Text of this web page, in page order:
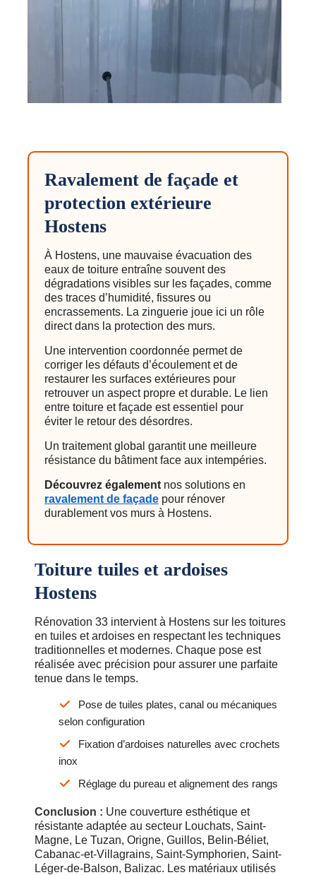
Ravalement de façade et
protection extérieure
Hostens
À Hostens, une mauvaise évacuation des
eaux de toiture entraîne souvent des
dégradations visibles sur les façades, comme
des traces d’humidité, fissures ou
encrassements. La zinguerie joue ici un rôle
direct dans la protection des murs.
Une intervention coordonnée permet de
corriger les défauts d’écoulement et de
restaurer les surfaces extérieures pour
retrouver un aspect propre et durable. Le lien
entre toiture et façade est essentiel pour
éviter le retour des désordres.
Un traitement global garantit une meilleure
résistance du bâtiment face aux intempéries.
Découvrez également nos solutions en
ravalement de façade pour rénover
durablement vos murs à Hostens.
Toiture tuiles et ardoises
Hostens
Rénovation 33 intervient à Hostens sur les toitures
en tuiles et ardoises en respectant les techniques
traditionnelles et modernes. Chaque pose est
réalisée avec précision pour assurer une parfaite
tenue dans le temps.
Pose de tuiles plates, canal ou mécaniques
selon configuration
Fixation d’ardoises naturelles avec crochets
inox
Réglage du pureau et alignement des rangs
Conclusion : Une couverture esthétique et
résistante adaptée au secteur Louchats, Saint-
Magne, Le Tuzan, Origne, Guillos, Belin-Béliet,
Cabanac-et-Villagrains, Saint-Symphorien, Saint-
Léger-de-Balson, Balizac. Les matériaux utilisés